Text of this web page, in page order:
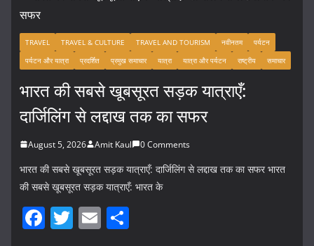
TRAVEL TRAVEL & CULTURE TRAVEL AND TOURISM नवीनतम
पर्यटन
पर्यटन और यात्रा
प्रदर्शित प्रमुख समाचार यात्रा यात्रा और पर्यटन राष्ट्रीय समाचार
भारत की सबसे खूबसूरत सड़क यात्राएँ:
दार्जिलिंग से लद्दाख तक का सफर
August 5, 2026 Amit Kaul 0 Comments
भारत की सबसे खूबसूरत सड़क यात्राएँ: दार्जिलिंग से लद्दाख तक का सफर भारत
की सबसे खूबसूरत सड़क यात्राएँ: भारत के
F T E